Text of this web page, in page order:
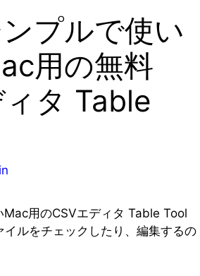
プルで使い
用の無料
タ Table
Mac用のCSVエディタ Table Tool
イルをチェックしたり、編集するの